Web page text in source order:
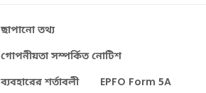
ছাপানো তথ্য
গোপনীয়তা সম্পর্কিত নোটিশ
ব্যবহারের শর্তাবলী
EPFO Form 5A